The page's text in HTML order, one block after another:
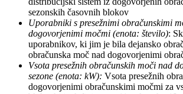
sezonskih časovnih blokov
Uporabniki s presežnimi obračunskimi
dogovorjenimi močmi (enota: število):
uporabnikov, ki jim je bila dejansko
obračunska moč nad dogovorjenimi
Vsota presežnih obračunskih moči nad
sezone (enota: kW): Vsota presežnih
dogovorjenimi obračunskimi močmi za